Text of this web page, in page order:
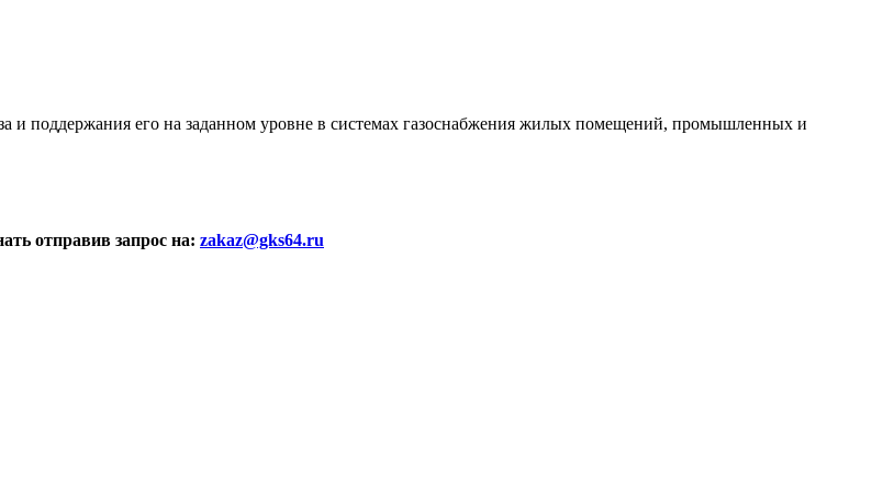
и поддержания его на заданном уровне в системах газоснабжения жилых помещений, промышленных и
отправив запрос на: zakaz@gks64.ru